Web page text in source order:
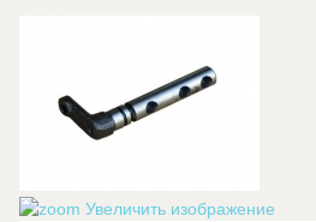
Увеличить изображение